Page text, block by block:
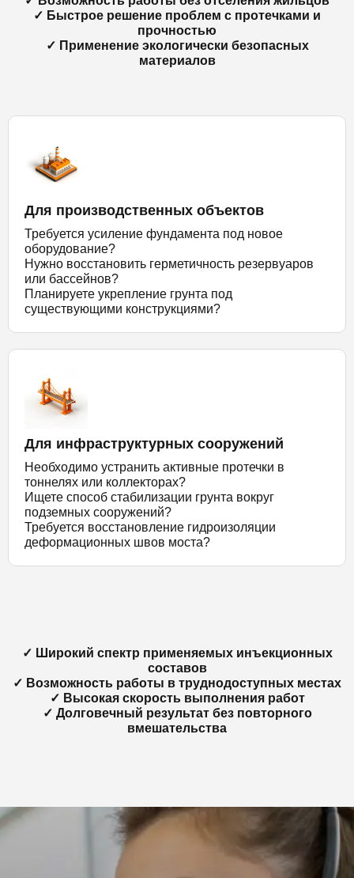
✓ Быстрое решение проблем с протечками и
прочностью
✓ Применение экологически безопасных
материалов
Для производственных объектов
Требуется усиление фундамента под новое
оборудование?
Нужно восстановить герметичность резервуаров
или бассейнов?
Планируете укрепление грунта под
существующими конструкциями?
Для инфраструктурных сооружений
Необходимо устранить активные протечки в
тоннелях или коллекторах?
Ищете способ стабилизации грунта вокруг
подземных сооружений?
Требуется восстановление гидроизоляции
деформационных швов моста?
✓ Широкий спектр применяемых инъекционных
составов
✓ Возможность работы в труднодоступных местах
✓ Высокая скорость выполнения работ
✓ Долговечный результат без повторного
вмешательства